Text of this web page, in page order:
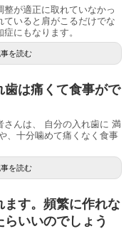
整が適正に取れていなかっ
ていると肩がこるだけでな
にもなります。
を読む
歯は痛くて食事がで
さんは、 自分の入れ歯に 満
、十分噛めて痛くなく食事
を読む
ます。頻繁に作れな
いいのでしょう